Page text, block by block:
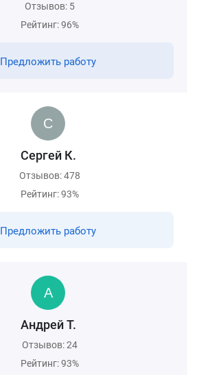
Отзывов: 5
Рейтинг: 96%
Предложить работу
Сергей К.
Отзывов: 478
Рейтинг: 93%
Предложить работу
Андрей Т.
Отзывов: 24
Рейтинг: 93%